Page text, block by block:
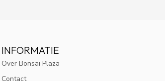
INFORMATIE
Over Bonsai Plaza
Contact